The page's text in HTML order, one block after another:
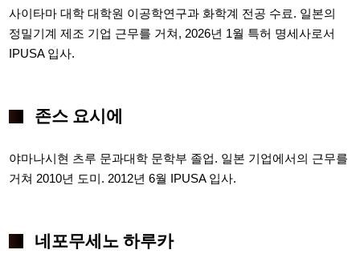
사이타마 대학 대학원 이공학연구과 화학계 전공 수료. 일본의
정밀기계 제조 기업 근무를 거쳐, 2026년 1월 특허 명세사로서
IPUSA 입사.
존스 요시에
야마나시현 츠루 문과대학 문학부 졸업. 일본 기업에서의 근무를
거쳐 2010년 도미. 2012년 6월 IPUSA 입사.
네포무세노 하루카